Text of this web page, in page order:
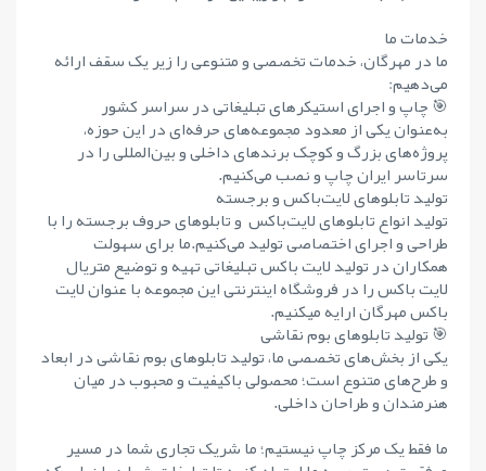
خدمات ما
ما در مهرگان، خدمات تخصصی و متنوعی را زیر یک سقف ارائه
می‌دهیم:
🎯 چاپ و اجرای استیکرهای تبلیغاتی در سراسر کشور
به‌عنوان یکی از معدود مجموعه‌های حرفه‌ای در این حوزه،
پروژه‌های بزرگ و کوچک برندهای داخلی و بین‌المللی را در
سرتاسر ایران چاپ و نصب می‌کنیم.
تولید تابلوهای لایت‌باکس و برجسته
تولید انواع تابلوهای لایت‌باکس و تابلوهای حروف برجسته را با
طراحی و اجرای اختصاصی تولید می‌کنیم.ما برای سهولت
همکاران در تولید لایت باکس تبلیغاتی تهیه و توضیع متریال
لایت باکس را در فروشگاه اینترنتی این مجموعه با عنوان لایت
باکس مهرگان ارایه میکنیم.
🎯 تولید تابلوهای بوم نقاشی
یکی از بخش‌های تخصصی ما، تولید تابلوهای بوم نقاشی در ابعاد
و طرح‌های متنوع است؛ محصولی باکیفیت و محبوب در میان
هنرمندان و طراحان داخلی.
ما فقط یک مرکز چاپ نیستیم؛ ما شریک تجاری شما در مسیر